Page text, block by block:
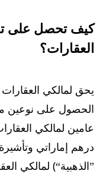
كيف تحصل على
العقارات؟
يحق لمالكي العقارات
الحصول على نوعين
”الذهبية“) لمالكي